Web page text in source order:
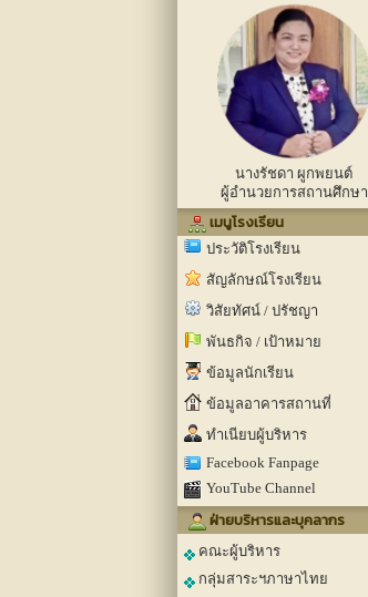
นางรัชดา ผูกพยนต์
ผู้อำนวยการสถานศึกษา
เมนูโรงเรียน
ประวัติโรงเรียน
สัญลักษณ์โรงเรียน
วิสัยทัศน์ / ปรัชญา
พันธกิจ / เป้าหมาย
ข้อมูลนักเรียน
ข้อมูลอาคารสถานที่
ทำเนียบผู้บริหาร
Facebook Fanpage
YouTube Channel
ฝ่ายบริหารและบุคลากร
คณะผู้บริหาร
กลุ่มสาระฯภาษาไทย